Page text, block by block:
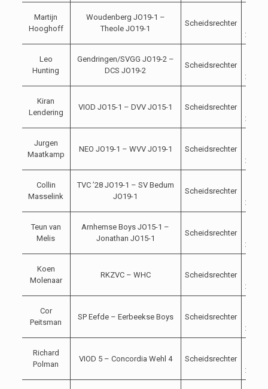
Martijn
Hooghoff
Woudenberg JO19-1 –
Theole JO19-1
Scheidsrechter
2023
Leo
Hunting
Gendringen/SVGG JO19-2 –
DCS JO19-2
Scheidsrechter
2023
Kiran
Lendering
VIOD JO15-1 – DVV JO15-1 Scheidsrechter
2023
Jurgen
Maatkamp
NEO JO19-1 – WVV JO19-1 Scheidsrechter
2023
Collin
Masselink
TVC ’28 JO19-1 – SV Bedum
JO19-1
Scheidsrechter
2023
Teun van
Melis
Arnhemse Boys JO15-1 –
Jonathan JO15-1
Scheidsrechter
2023
Koen
Molenaar
RKZVC – WHC Scheidsrechter
2023
Cor
Peitsman
SP Eefde – Eerbeekse Boys Scheidsrechter
2023
Richard
Polman
VIOD 5 – Concordia Wehl 4 Scheidsrechter
2023